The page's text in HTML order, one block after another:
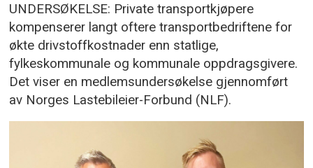
UNDERSØKELSE: Private transportkjøpere
kompenserer langt oftere transportbedriftene for
økte drivstoffkostnader enn statlige,
fylkeskommunale og kommunale oppdragsgivere.
Det viser en medlemsundersøkelse gjennomført
av Norges Lastebileier-Forbund (NLF).